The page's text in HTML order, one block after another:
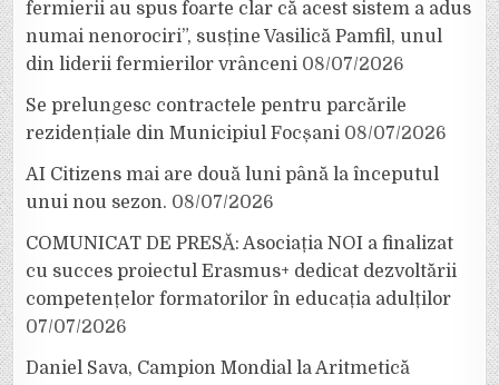
fermierii au spus foarte clar că acest sistem a adus
numai nenorociri”, susține Vasilică Pamfil, unul
din liderii fermierilor vrânceni 08/07/2026
Se prelungesc contractele pentru parcările
rezidențiale din Municipiul Focșani 08/07/2026
AI Citizens mai are două luni până la începutul
unui nou sezon. 08/07/2026
COMUNICAT DE PRESĂ: Asociația NOI a finalizat
cu succes proiectul Erasmus+ dedicat dezvoltării
competențelor formatorilor în educația adulților
07/07/2026
Daniel Sava, Campion Mondial la Aritmetică